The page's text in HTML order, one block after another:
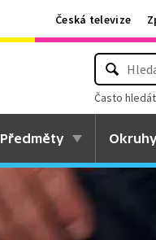
Česká televize
Často
Předměty